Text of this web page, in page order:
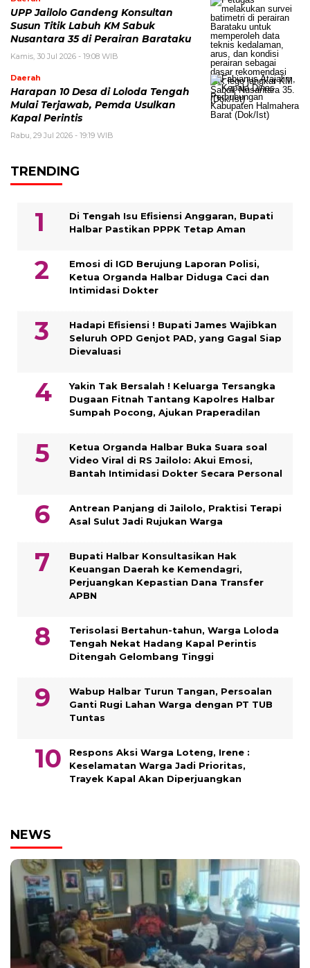
UPP Jailolo Gandeng Konsultan
Susun Titik Labuh KM Sabuk
Nusantara 35 di Perairan Barataku
Kamis, 30 Jul 2026 - 19:08 WIB
Daerah
Harapan 10 Desa di Loloda Tengah
Mulai Terjawab, Pemda Usulkan
Kapal Perintis
Rabu, 29 Jul 2026 - 19:19 WIB
TRENDING
Di Tengah Isu Efisiensi Anggaran, Bupati
Halbar Pastikan PPPK Tetap Aman
Emosi di IGD Berujung Laporan Polisi,
Ketua Organda Halbar Diduga Caci dan
Intimidasi Dokter
Hadapi Efisiensi ! Bupati James Wajibkan
Seluruh OPD Genjot PAD, yang Gagal Siap
Dievaluasi
Yakin Tak Bersalah ! Keluarga Tersangka
Dugaan Fitnah Tantang Kapolres Halbar
Sumpah Pocong, Ajukan Praperadilan
Ketua Organda Halbar Buka Suara soal
Video Viral di RS Jailolo: Akui Emosi,
Bantah Intimidasi Dokter Secara Personal
Antrean Panjang di Jailolo, Praktisi Terapi
Asal Sulut Jadi Rujukan Warga
Bupati Halbar Konsultasikan Hak
Keuangan Daerah ke Kemendagri,
Perjuangkan Kepastian Dana Transfer
APBN
Terisolasi Bertahun-tahun, Warga Loloda
Tengah Nekat Hadang Kapal Perintis
Ditengah Gelombang Tinggi
Wabup Halbar Turun Tangan, Persoalan
Ganti Rugi Lahan Warga dengan PT TUB
Tuntas
Respons Aksi Warga Loteng, Irene :
Keselamatan Warga Jadi Prioritas,
Trayek Kapal Akan Diperjuangkan
NEWS